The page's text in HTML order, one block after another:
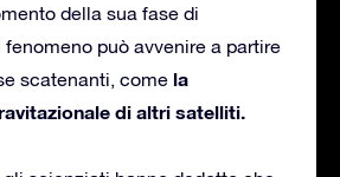
della sua fase di
può avvenire a partire
scatenanti, come la
di altri satelliti.